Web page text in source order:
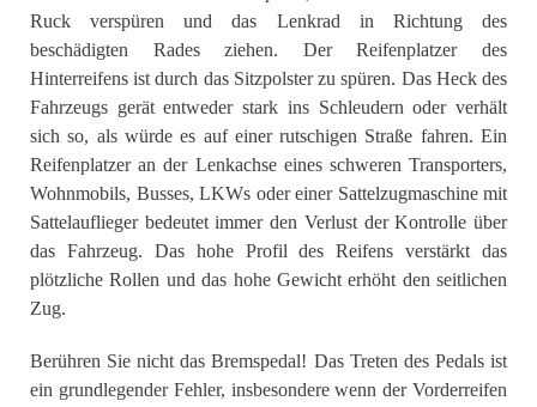
Ruck verspüren und das Lenkrad in Richtung des
beschädigten Rades ziehen. Der Reifenplatzer des
Hinterreifens ist durch das Sitzpolster zu spüren. Das Heck des
Fahrzeugs gerät entweder stark ins Schleudern oder verhält
sich so, als würde es auf einer rutschigen Straße fahren. Ein
Reifenplatzer an der Lenkachse eines schweren Transporters,
Wohnmobils, Busses, LKWs oder einer Sattelzugmaschine mit
Sattelauflieger bedeutet immer den Verlust der Kontrolle über
das Fahrzeug. Das hohe Profil des Reifens verstärkt das
plötzliche Rollen und das hohe Gewicht erhöht den seitlichen
Zug.
Berühren Sie nicht das Bremspedal! Das Treten des Pedals ist
ein grundlegender Fehler, insbesondere wenn der Vorderreifen